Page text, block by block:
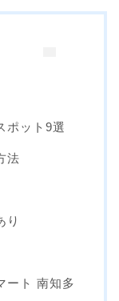
ポット9選
法
り
ート 南知多